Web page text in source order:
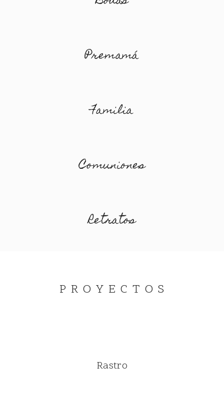
Premamá
Familia
Comuniones
Retratos
P R O Y E C T O S
Rastro